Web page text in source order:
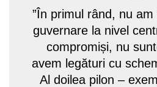
”În primul rând, nu
guvernare la nivel
compromiși, nu
avem legături cu
Al doilea pilon –